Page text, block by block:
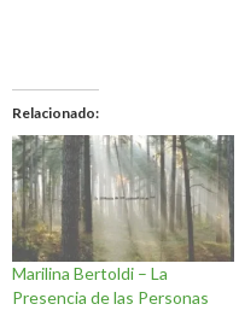
Relacionado
Marilina Bertoldi – La
Presencia de las Personas